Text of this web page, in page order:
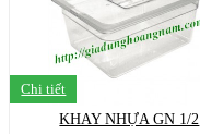
Chi tiết
KHAY NHỰA GN 1/2